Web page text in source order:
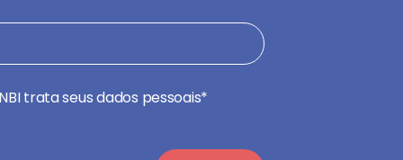
trata seus dados pessoais*